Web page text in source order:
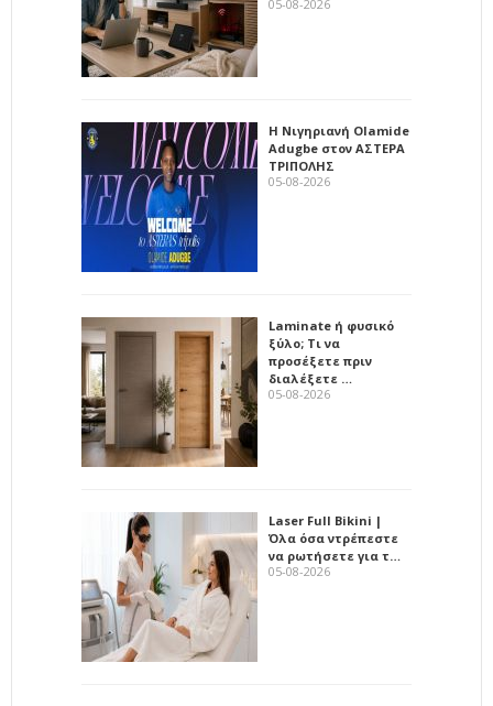
05-08-2026
Η Νιγηριανή Olamide
Adugbe στον ΑΣΤΕΡΑ
ΤΡΙΠΟΛΗΣ
05-08-2026
Laminate ή φυσικό
ξύλο; Τι να
προσέξετε πριν
διαλέξετε …
05-08-2026
Laser Full Bikini |
Όλα όσα ντρέπεστε
να ρωτήσετε για τ…
05-08-2026